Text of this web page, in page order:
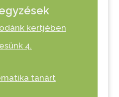
kertjében
4.
tanárt